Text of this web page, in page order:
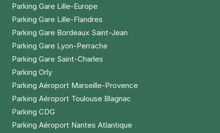
Parking Gare Lille-Europe
Parking Gare Lille-Flandres
Parking Gare Bordeaux Saint-Jean
Parking Gare Lyon-Perrache
Parking Gare Saint-Charles
Parking Orly
Parking Aéroport Marseille-Provence
Parking Aéroport Toulouse Blagnac
Parking CDG
Parking Aéroport Nantes Atlantique